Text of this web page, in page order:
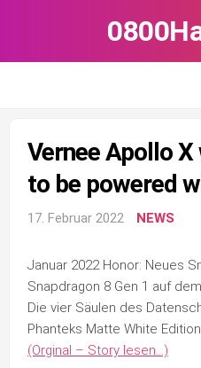
Vernee Apollo
to be powered
17. Februar 2022 NEWS
Januar 2022 Honor: Neues
Snapdragon 8 Gen 1 auf
Die vier Säulen des
Phanteks Matte White
(Orginal – Story lesen…)